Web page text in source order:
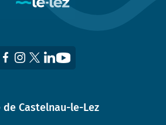
de Castelnau-le-Lez